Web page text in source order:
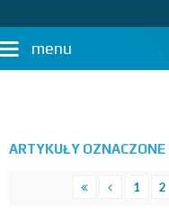
menu
ARTYKUŁY
1 2